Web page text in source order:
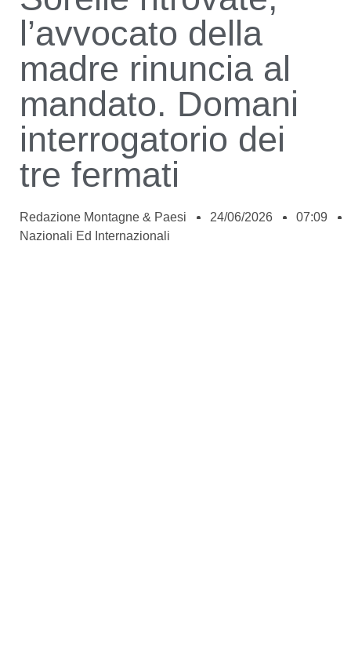
l’avvocato della
madre rinuncia al
mandato. Domani
interrogatorio dei
tre fermati
Redazione Montagne & Paesi 24/06/2026
07:09
Nazionali Ed Internazionali